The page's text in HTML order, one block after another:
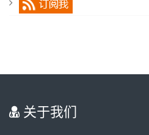
关于我们